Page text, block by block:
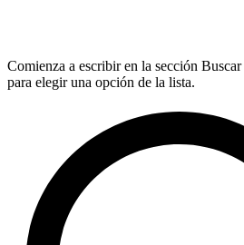
Comienza a escribir en la sección
para elegir una opción de la lista.